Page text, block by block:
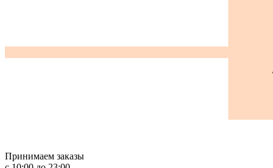
Принимаем заказы